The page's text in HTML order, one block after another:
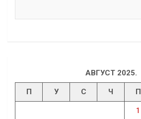
АВГУСТ 2025.
П У С Ч П
1